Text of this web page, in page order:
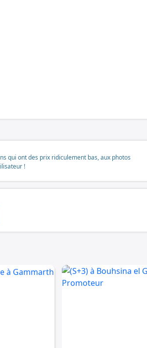
qui ont des prix ridiculement bas, aux photos
!